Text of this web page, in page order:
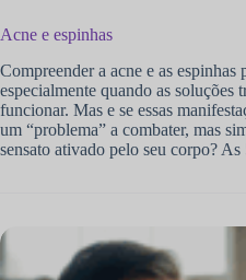
Acne e espinhas
Compreender a acne e as espinhas
especialmente quando as soluções
funcionar. Mas e se essas
um “problema” a combater, mas
sensato ativado pelo seu corpo?